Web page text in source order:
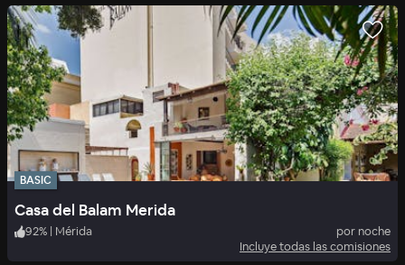
BASIC
Casa del Balam Merida
92% | Mérida
por noche
Incluye todas las comisiones